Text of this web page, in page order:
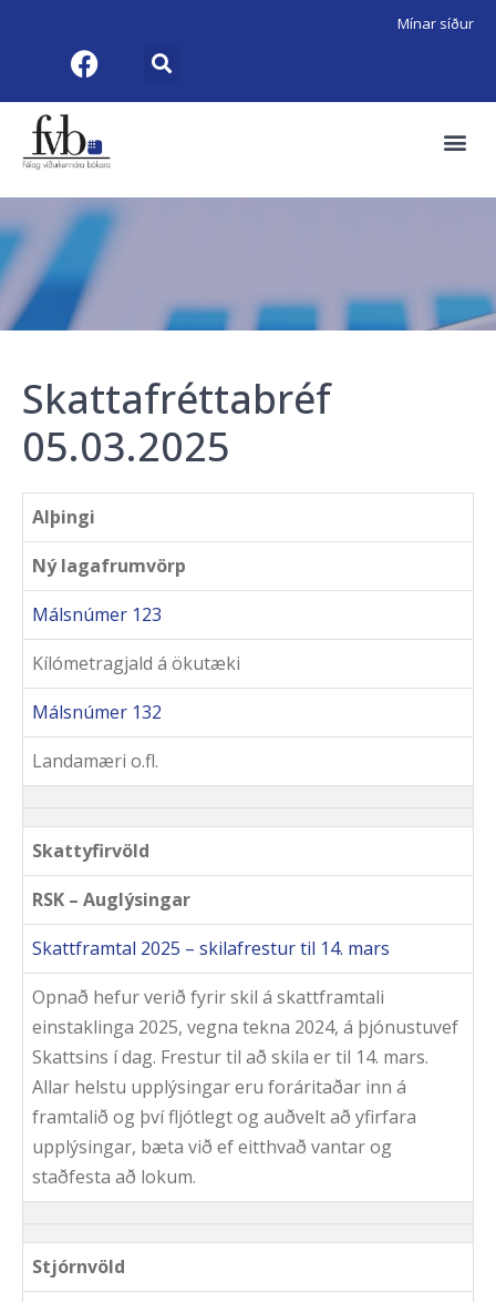
Mínar síður
Skattafréttabréf
05.03.2025
Alþingi
Ný lagafrumvörp
Málsnúmer 123
Kílómetragjald á ökutæki
Málsnúmer 132
Landamæri o.fl.
Skattyfirvöld
RSK – Auglýsingar
Skattframtal 2025 – skilafrestur til 14. mars
Opnað hefur verið fyrir skil á skattframtali
einstaklinga 2025, vegna tekna 2024, á þjónustuvef
Skattsins í dag. Frestur til að skila er til 14. mars.
Allar helstu upplýsingar eru foráritaðar inn á
framtalið og því fljótlegt og auðvelt að yfirfara
upplýsingar, bæta við ef eitthvað vantar og
staðfesta að lokum.
Stjórnvöld